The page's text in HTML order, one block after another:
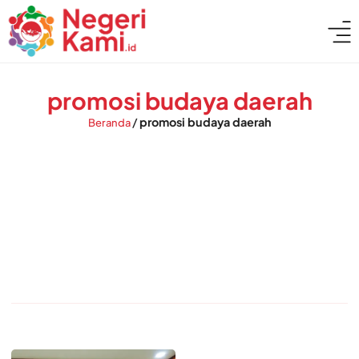
promosi budaya daerah
Beranda/promosi budaya daerah